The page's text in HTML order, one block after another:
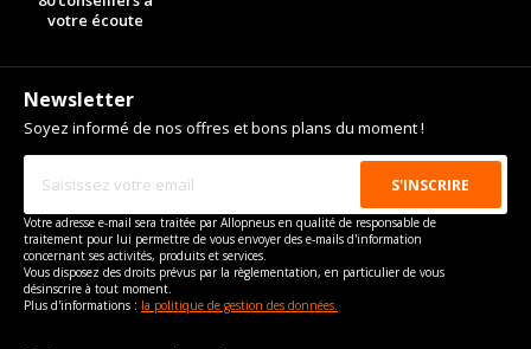
votre écoute
Newsletter
Soyez informé de nos offres et bons plans du moment !
Votre adresse e-mail sera traitée par Allopneus en qualité de responsable de
traitement pour lui permettre de vous envoyer des e-mails d'information
concernant ses activités, produits et services.
Vous disposez des droits prévus par la règlementation, en particulier de vous
désinscrire à tout moment.
Plus d'informations : la politique de gestion des données.